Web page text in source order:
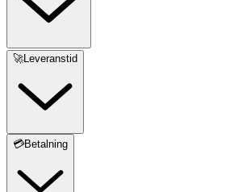
🚀Leveranstid
💳Betalning